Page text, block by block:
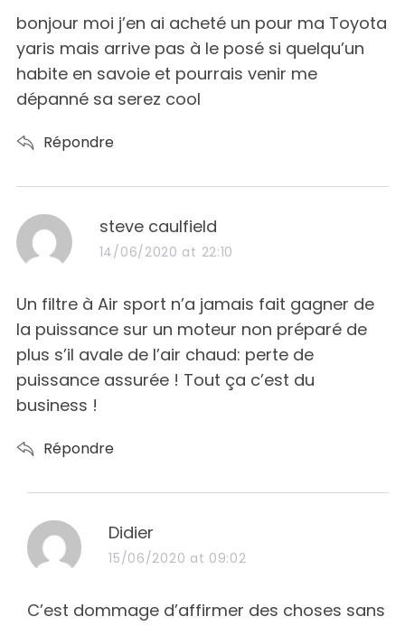
s
:
bonjour moi j’en ai acheté un pour ma Toyota
yaris mais arrive pas à le posé si quelqu’un
habite en savoie et pourrais venir me
dépanné sa serez cool
Répondre
s
a
s
:
steve caulfield
14/06/2020 at 22:10
Un filtre à Air sport n’a jamais fait gagner de
la puissance sur un moteur non préparé de
plus s’il avale de l’air chaud: perte de
puissance assurée ! Tout ça c’est du
business !
Répondre
s
a
s
Didier
15/06/2020 at 09:02
C’est dommage d’affirmer des choses sans